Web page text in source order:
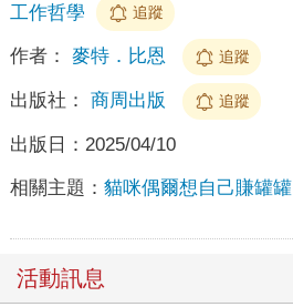
工作哲學
追蹤
作者： 麥特．比恩 追蹤
出版社： 商周出版 追蹤
出版日： 2025/04/10
相關主題： 貓咪偶爾想自己賺罐罐
活動訊息